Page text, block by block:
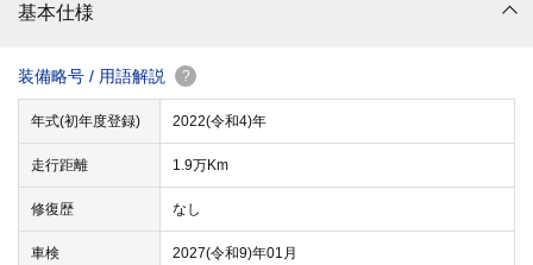
基本仕様
装備略号 / 用語解説 ?
年式(初年度登録) 2022(令和4)年
走行距離 1.9万Km
修復歴 なし
車検 2027(令和9)年01月